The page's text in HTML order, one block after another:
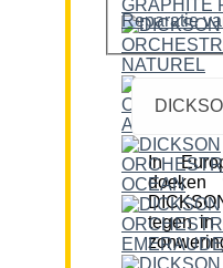
Reparatie
In
doeken
tegen in